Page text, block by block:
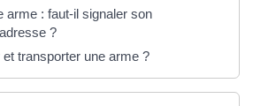
arme : faut-il signaler son
?
transporter une arme ?